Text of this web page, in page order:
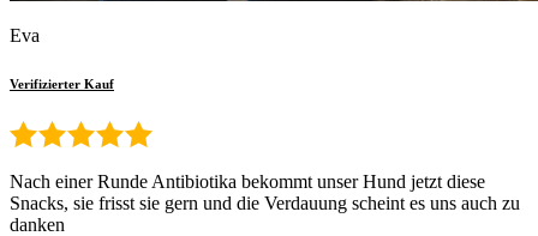
Eva
Verifizierter Kauf
Nach einer Runde Antibiotika bekommt unser Hund jetzt diese
Snacks, sie frisst sie gern und die Verdauung scheint es uns auch zu
danken